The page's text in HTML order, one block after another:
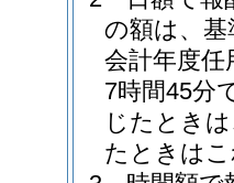
の額は、
会計年度
7時間45分
じたとき
たときは